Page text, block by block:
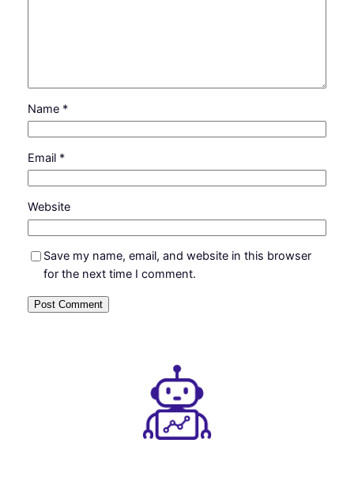
Name *
Email *
Website
Save my name, email, and website in this browser
for the next time I comment.